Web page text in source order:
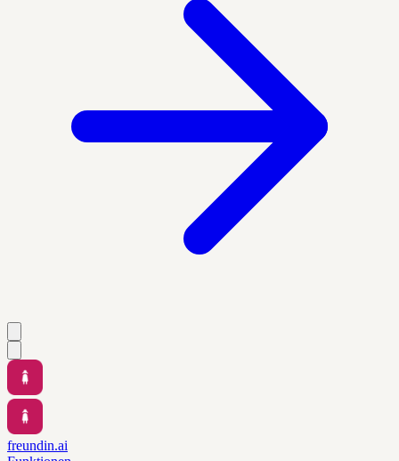
freundin.ai